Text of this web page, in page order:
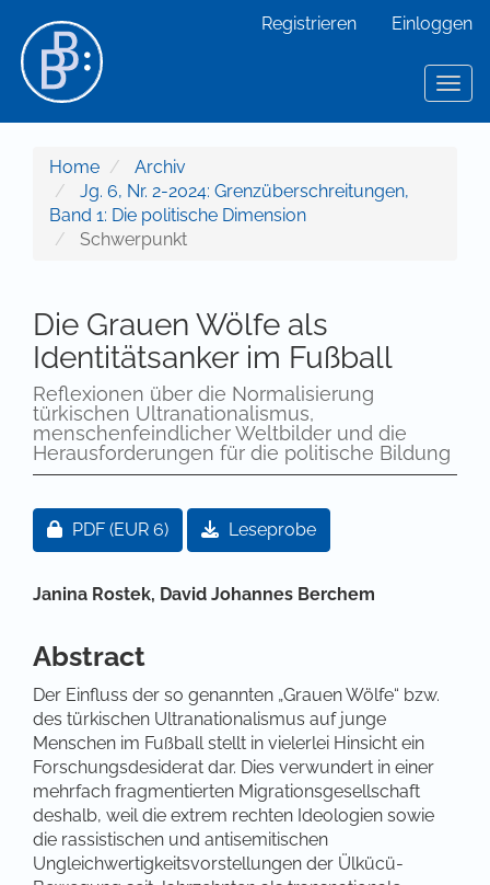
Hauptinhalt
Sidebar
Registrieren Einloggen
Home
Archiv
Jg. 6, Nr. 2-2024: Grenzüberschreitungen,
Band 1: Die politische Dimension
Schwerpunkt
Die Grauen Wölfe als
Identitätsanker im Fußball
Reflexionen über die Normalisierung
türkischen Ultranationalismus,
menschenfeindlicher Weltbilder und die
Herausforderungen für die politische Bildung
Artikel-Sidebar
Zugang für Abonnent/innen oder durch Zahlung
PDF (EUR 6) Leseprobe
Hauptsächlicher Artikelinhalt
Janina Rostek, David Johannes Berchem
Abstract
Der Einfluss der so genannten „Grauen Wölfe“ bzw.
des türkischen Ultranationalismus auf junge
Menschen im Fußball stellt in vielerlei Hinsicht ein
Forschungsdesiderat dar. Dies verwundert in einer
mehrfach fragmentierten Migrationsgesellschaft
deshalb, weil die extrem rechten Ideologien sowie
die rassistischen und antisemitischen
Ungleichwertigkeitsvorstellungen der Ülkücü-